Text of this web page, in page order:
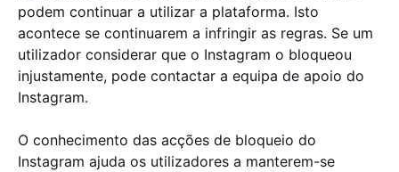
podem continuar a utilizar a plataforma. Isto
acontece se continuarem a infringir as regras. Se um
utilizador considerar que o Instagram o bloqueou
injustamente, pode contactar a equipa de apoio do
Instagram.
O conhecimento das acções de bloqueio do
Instagram ajuda os utilizadores a manterem-se